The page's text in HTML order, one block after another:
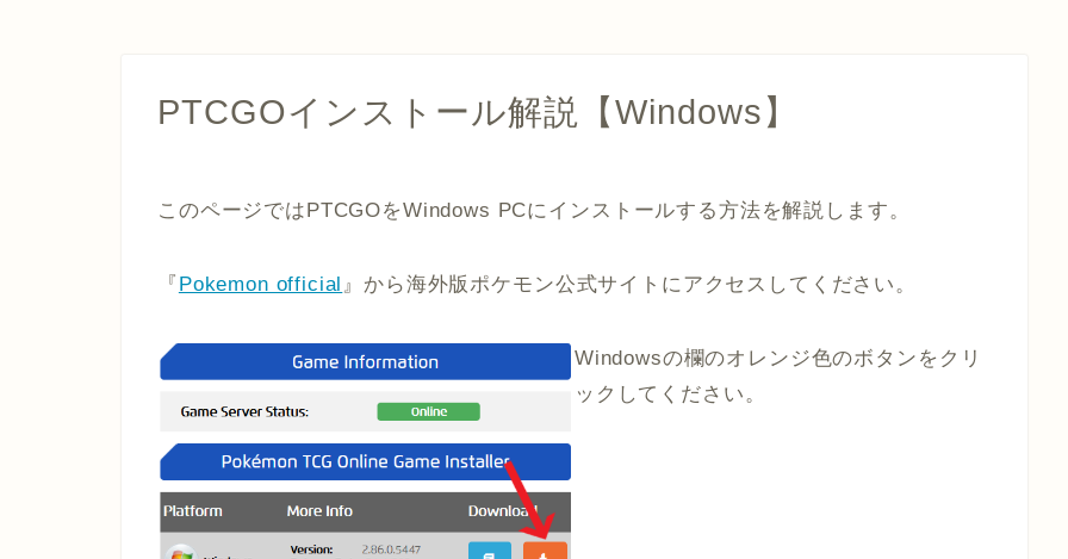
PTCGOインストール解説【Windows】
このページではPTCGOをWindows PCにインストールする方法を解説します。
『 Pokemon official 』から海外版ポケモン公式サイトにアクセスしてください。
Windowsの欄のオレンジ色のボタンをクリ
ックしてください。